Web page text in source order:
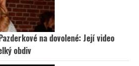
na dovolené: Její video
obdiv